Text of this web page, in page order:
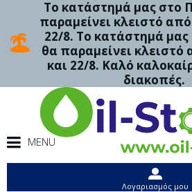
Το κατάστημά μας στο
παραμείνει κλειστό
22/8. Το κατάστημά
θα παραμείνει κλειστό
και 22/8. Καλό
διακοπές.
MENU
Λογαριασμός μου